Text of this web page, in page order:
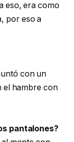
eso, era como
por eso a
con un
el hambre con
pantalones?